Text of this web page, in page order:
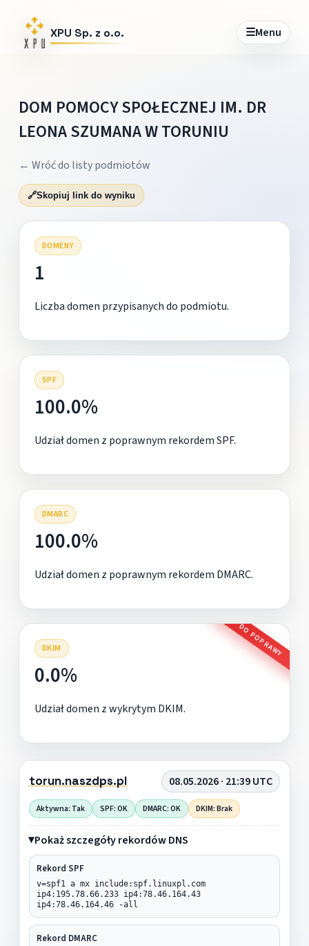
XPU Sp. z o.o. ☰Menu
DOM POMOCY SPOŁECZNEJ IM. DR
LEONA SZUMANA W TORUNIU
← Wróć do listy podmiotów
🔗Skopiuj link do wyniku
DOMENY
1
Liczba domen przypisanych do podmiotu.
SPF
100.0%
Udział domen z poprawnym rekordem SPF.
DMARC
100.0%
Udział domen z poprawnym rekordem DMARC.
DKIM DO POPRAWY
0.0%
Udział domen z wykrytym DKIM.
torun.naszdps.pl 08.05.2026 · 21:39 UTC
Aktywna: Tak SPF: OK DMARC: OK DKIM: Brak
Pokaż szczegóły rekordów DNS
Rekord SPF
v=spf1 a mx include:spf.linuxpl.com
ip4:195.78.66.233 ip4:78.46.164.43
ip4:78.46.164.46 -all
Rekord DMARC